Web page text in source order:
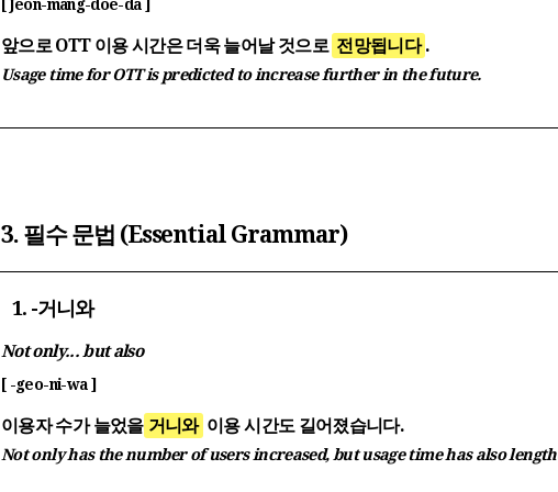
[ Jeon-mang-doe-da ]
앞으로 OTT 이용 시간은 더욱 늘어날 것으로 전망됩니다 .
Usage time for OTT is predicted to increase further in the future.
3. 필수 문법 (Essential Grammar)
1. -거니와
Not only... but also
[ -geo-ni-wa ]
이용자 수가 늘었을 거니와 이용 시간도 길어졌습니다.
Not only has the number of users increased, but usage time has also